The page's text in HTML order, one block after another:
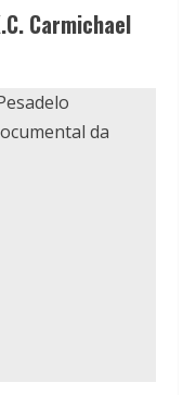
Carmichael